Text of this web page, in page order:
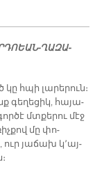
ՂԱ­ԶԱ­
հպի լա­րե­րուն։
գե­ղե­ցիկ, հա­յա­
մտքե­րու մէջ
մը փո­
ուր յա­ճախ կ՚այ­